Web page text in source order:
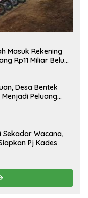
Masuk Rekening
Rp11 Miliar Belum
Desa Bentek
Peluang
Sekadar Wacana,
Pj Kades